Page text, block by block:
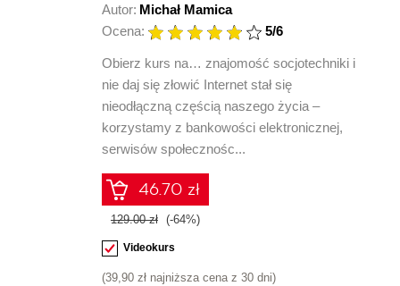
Autor: Michał Mamica
Ocena:
5/6
Obierz kurs na… znajomość socjotechniki i
nie daj się złowić Internet stał się
nieodłączną częścią naszego życia –
korzystamy z bankowości elektronicznej,
serwisów społecznośc...
46.70 zł
129.00 zł (-64%)
Videokurs
(39,90 zł najniższa cena z 30 dni)